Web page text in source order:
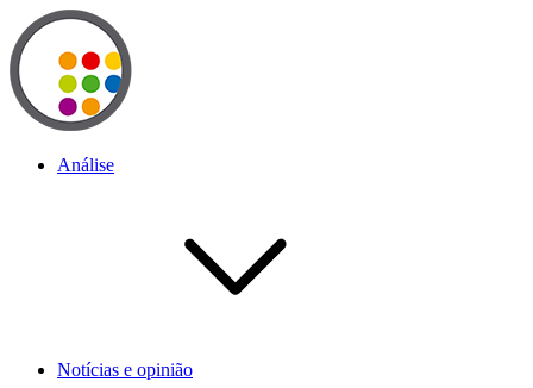
Análise
Notícias e opinião